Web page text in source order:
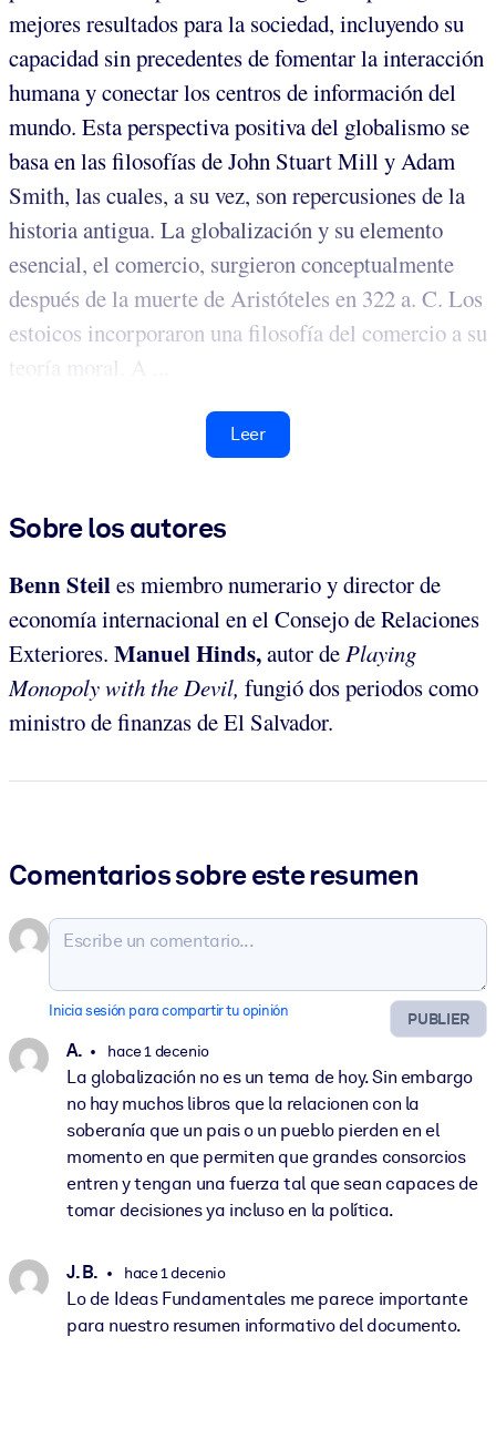
mejores resultados para la sociedad, incluyendo su
capacidad sin precedentes de fomentar la interacción
humana y conectar los centros de información del
mundo. Esta perspectiva positiva del globalismo se
basa en las filosofías de John Stuart Mill y Adam
Smith, las cuales, a su vez, son repercusiones de la
historia antigua. La globalización y su elemento
esencial, el comercio, surgieron conceptualmente
después de la muerte de Aristóteles en 322 a. C. Los
estoicos incorporaron una filosofía del comercio a su
teoría moral. A ...
Leer
Sobre los autores
Benn Steiles miembro numerario y director de
economía internacional en el Consejo de Relaciones
Exteriores. Manuel Hinds,autor dePlaying
Monopoly with the Devil, fungió dos periodos como
ministro de finanzas de El Salvador.
Comentarios sobre este resumen
PUBLIER
Inicia sesión para compartir tu opinión
A. hace 1 decenio
La globalización no es un tema de hoy. Sin embargo
no hay muchos libros que la relacionen con la
soberanía que un pais o un pueblo pierden en el
momento en que permiten que grandes consorcios
entren y tengan una fuerza tal que sean capaces de
tomar decisiones ya incluso en la política.
J. B. hace 1 decenio
Lo de Ideas Fundamentales me parece importante
para nuestro resumen informativo del documento.